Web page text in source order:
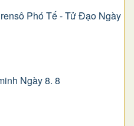
Phó Tế - Tử Đạo Ngày
Ngày 8. 8